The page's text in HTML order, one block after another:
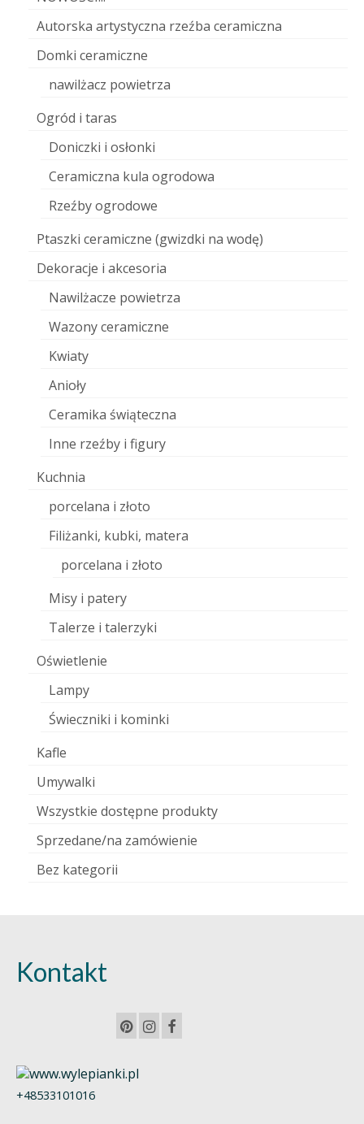
Autorska artystyczna rzeźba ceramiczna
Domki ceramiczne
nawilżacz powietrza
Ogród i taras
Doniczki i osłonki
Ceramiczna kula ogrodowa
Rzeźby ogrodowe
Ptaszki ceramiczne (gwizdki na wodę)
Dekoracje i akcesoria
Nawilżacze powietrza
Wazony ceramiczne
Kwiaty
Anioły
Ceramika świąteczna
Inne rzeźby i figury
Kuchnia
porcelana i złoto
Filiżanki, kubki, matera
porcelana i złoto
Misy i patery
Talerze i talerzyki
Oświetlenie
Lampy
Świeczniki i kominki
Kafle
Umywalki
Wszystkie dostępne produkty
Sprzedane/na zamówienie
Bez kategorii
Kontakt
+48533101016